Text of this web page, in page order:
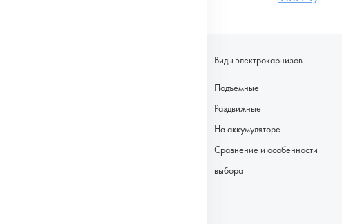
Виды электрокарнизов
Подъемные
Раздвижные
На аккумуляторе
Сравнение и особенности
выбора